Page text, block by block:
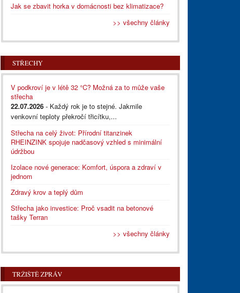
Jak se zbavit horka v domácnosti bez klimatizace?
>> všechny články
STŘECHY
V podkroví je v létě 32 °C? Možná za to může vaše
střecha
22.07.2026 - Každý rok je to stejné. Jakmile
venkovní teploty překročí třicítku,...
Střecha na celý život: Přírodní titanzinek
RHEINZINK spojuje nadčasový vzhled s minimální
údržbou
Izolace nové generace: Komfort, úspora a zdraví v
jednom
Zdravý krov a teplý dům
Střecha jako investice: Proč vsadit na betonové
tašky Terran
>> všechny články
TRŽIŠTĚ ZPRÁV